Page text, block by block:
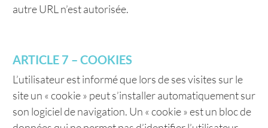
autre URL n’est autorisée.
ARTICLE 7 – COOKIES
L’utilisateur est informé que lors de ses visites sur le
site un « cookie » peut s’installer automatiquement sur
son logiciel de navigation. Un « cookie » est un bloc de